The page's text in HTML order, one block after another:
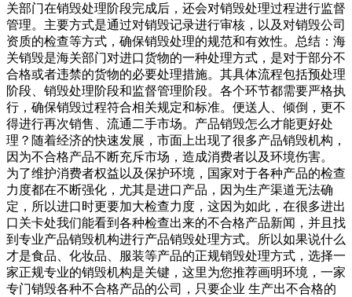
关部门在销毁处理阶段完成后，还会对销毁处理过程进行监督
管理。主要方式是通过对销毁记录进行审核，以及对销毁公司
资质的检查等方式，确保销毁处理的规范和有效性。总结：海
关销毁是海关部门对进口货物的一种处理方式，是对于部分不
合格或者违禁的货物的必要处理措施。其具体流程包括预处理
阶段、销毁处理阶段和监督管理阶段。各个环节都需要严格执
行，确保销毁过程符合相关规定和标准。便送人、倾倒，更不
得进行再次销售、流通二手市场。产品销毁怎么才能更好处
理？随着经济的快速发展，市面上出现了很多产品销毁机构，
因为不合格产品不断充斥市场，造成消费者以及环境伤害。
为了维护消费者权益以及保护环境，国家对于各种产品的检查
力度都在不断强化，尤其是进口产品，因为生产渠道无法确
定，所以进口时更要加大检查力度，这因为如此，在很多进出
口关卡处我们能看到各种检查出来的不合格产品新闻，并且找
到专业产品销毁机构进行产品销毁处理方式。所以如果说什么
才是食品、化妆品、服装等产品的正规销毁处理方式，选择一
家正规专业的销毁机构是关键，这里为您推荐画明环境，一家
专门销毁各种不合格产品的公司，只要企业 生产出不合格的